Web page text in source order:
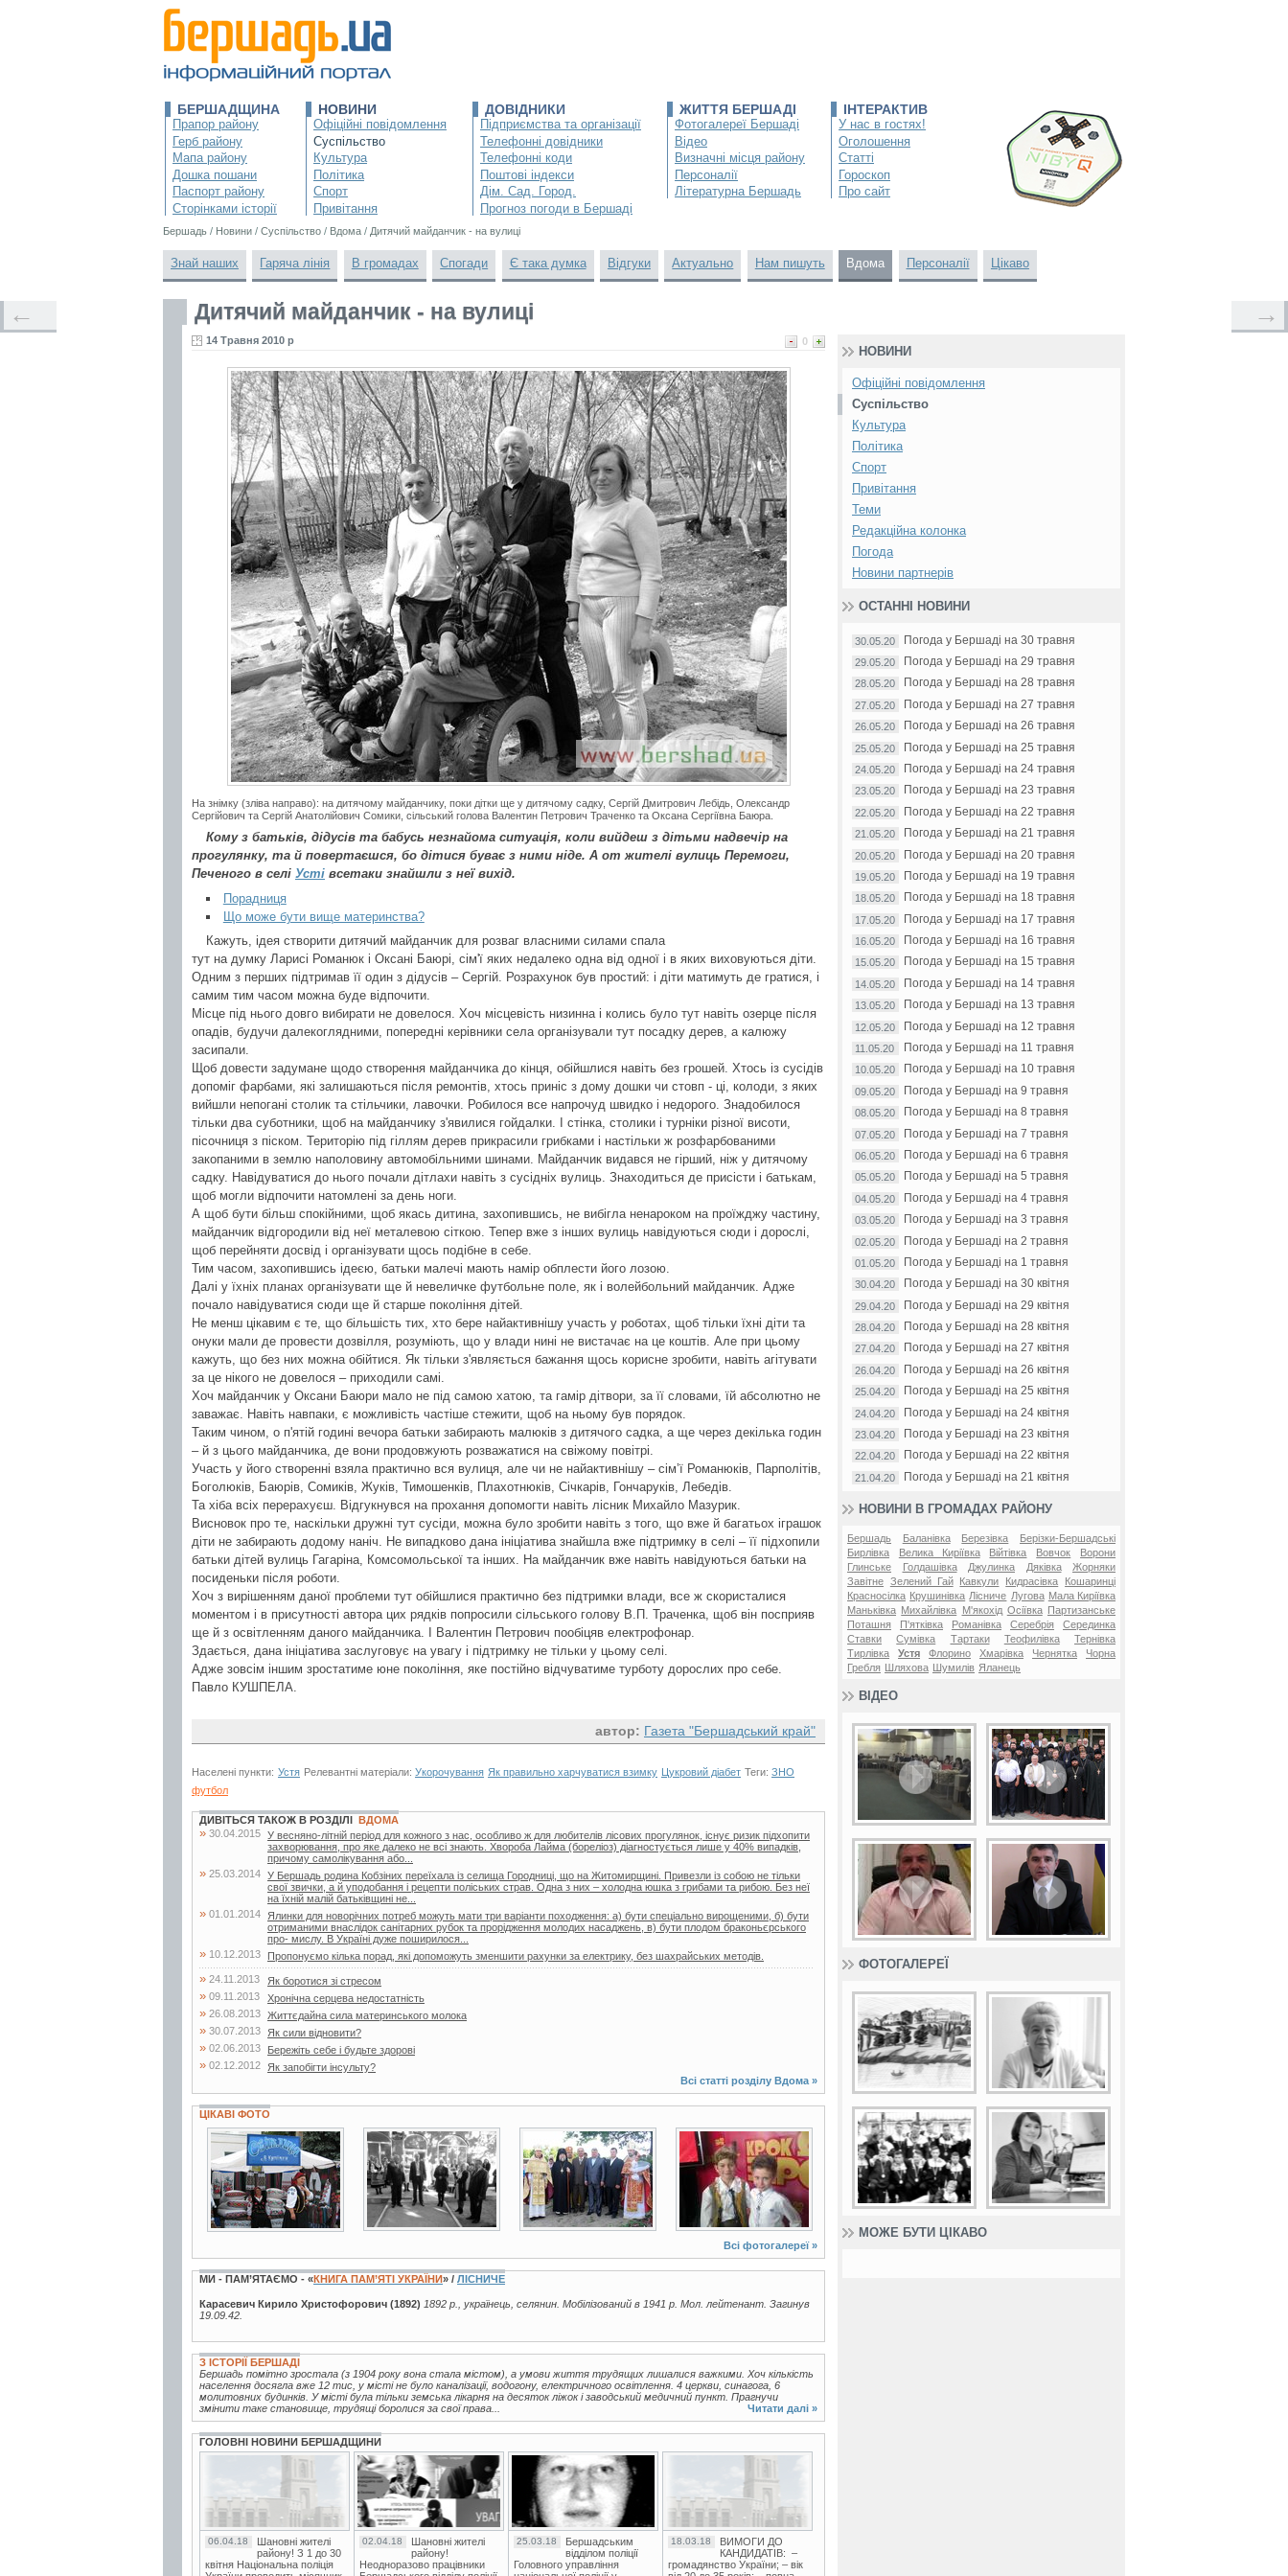
БЕРШАДЩИНА
Прапор району
Герб району
Мапа району
Дошка пошани
Паспорт району
Сторінками історії
НОВИНИ
Офіційні повідомлення
Суспільство
Культура
Політика
Спорт
Привітання
ДОВІДНИКИ
Підприємства та організації
Телефонні довідники
Телефонні коди
Поштові індекси
Дім. Сад. Город.
Прогноз погоди в Бершаді
ЖИТТЯ БЕРШАДІ
Фотогалереї Бершаді
Відео
Визначні місця району
Персоналії
Літературна Бершадь
ІНТЕРАКТИВ
У нас в гостях!
Оголошення
Статті
Гороскоп
Про сайт
Бершадь / Новини / Суспільство / Вдома / Дитячий майданчик - на вулиці
Знай наших Гаряча лінія В громадах Спогади Є така думка Відгуки Актуально Нам пишуть Вдома Персоналії Цікаво
Дитячий майданчик - на вулиці
0
14 Травня 2010 р
На знімку (зліва направо): на дитячому майданчику, поки дітки ще у дитячому садку, Сергій Дмитрович Лебідь, Олександр
Сергійович та Сергій Анатолійович Сомики, сільський голова Валентин Петрович Траченко та Оксана Сергіївна Баюра.
Кому з батьків, дідусів та бабусь незнайома ситуація, коли вийдеш з дітьми надвечір на
прогулянку, та й повертаєшся, бо дітися буває з ними ніде. А от жителі вулиць Перемоги,
Печеного в селі Усті всетаки знайшли з неї вихід.
Порадниця
Що може бути вище материнства?
Кажуть, ідея створити дитячий майданчик для розваг власними силами спала
тут на думку Ларисі Романюк і Оксані Баюрі, сім'ї яких недалеко одна від одної і в яких виховуються діти.
Одним з перших підтримав її один з дідусів – Сергій. Розрахунок був простий: і діти матимуть де гратися, і
самим тим часом можна буде відпочити.
Місце під нього довго вибирати не довелося. Хоч місцевість низинна і колись було тут навіть озерце після
опадів, будучи далекоглядними, попередні керівники села організували тут посадку дерев, а калюжу
засипали.
Щоб довести задумане щодо створення майданчика до кінця, обійшлися навіть без грошей. Хтось із сусідів
допоміг фарбами, які залишаються після ремонтів, хтось приніс з дому дошки чи стовп - ці, колоди, з яких
вийшли непогані столик та стільчики, лавочки. Робилося все напрочуд швидко і недорого. Знадобилося
тільки два суботники, щоб на майданчику з'явилися гойдалки. І стінка, столики і турніки різної висоти,
пісочниця з піском. Територію під гіллям дерев прикрасили грибками і настільки ж розфарбованими
закопаними в землю наполовину автомобільними шинами. Майданчик видався не гірший, ніж у дитячому
садку. Навідуватися до нього почали дітлахи навіть з сусідніх вулиць. Знаходиться де присісти і батькам,
щоб могли відпочити натомлені за день ноги.
А щоб бути більш спокійними, щоб якась дитина, захопившись, не вибігла ненароком на проїжджу частину,
майданчик відгородили від неї металевою сіткою. Тепер вже з інших вулиць навідуються сюди і дорослі,
щоб перейняти досвід і організувати щось подібне в себе.
Тим часом, захопившись ідеєю, батьки малечі мають намір обплести його лозою.
Далі у їхніх планах організувати ще й невеличке футбольне поле, як і волейбольний майданчик. Адже
почало навідуватися сюди ще й старше покоління дітей.
Не менш цікавим є те, що більшість тих, хто бере найактивнішу участь у роботах, щоб тільки їхні діти та
онуки мали де провести дозвілля, розуміють, що у влади нині не вистачає на це коштів. Але при цьому
кажуть, що без них можна обійтися. Як тільки з'являється бажання щось корисне зробити, навіть агітувати
за це нікого не довелося – приходили самі.
Хоч майданчик у Оксани Баюри мало не під самою хатою, та гамір дітвори, за її словами, їй абсолютно не
заважає. Навіть навпаки, є можливість частіше стежити, щоб на ньому був порядок.
Таким чином, о п'ятій годині вечора батьки забирають малюків з дитячого садка, а ще через декілька годин
– й з цього майданчика, де вони продовжують розважатися на свіжому повітрі.
Участь у його створенні взяла практично вся вулиця, але чи не найактивнішу – сім’ї Романюків, Парполітів,
Боголюків, Баюрів, Сомиків, Жуків, Тимошенків, Плахотнюків, Січкарів, Гончаруків, Лебедів.
Та хіба всіх перерахуєш. Відгукнувся на прохання допомогти навіть лісник Михайло Мазурик.
Висновок про те, наскільки дружні тут сусіди, можна було зробити навіть з того, що вже й багатьох іграшок
діти не забирають додому наніч. Не випадково дана ініціатива знайшла вже підтримку в селі – її підхопили
батьки дітей вулиць Гагаріна, Комсомольської та інших. На майданчик вже навіть навідуються батьки на
посиденьки після роботи.
Хоч з вирішенням даної проблеми тут обійшлися практично без підтримки влади, все ж скористалися
моментом і в присутності автора цих рядків попросили сільського голову В.П. Траченка, щоб він посприяв
ще й з освітленням даного майданчика. І Валентин Петрович пообіцяв електрофонар.
Здається, дана ініціатива заслуговує на увагу і підтримку не тільки у цьому селі.
Адже зовсім іншим зростатиме юне покоління, яке постійно відчуватиме турботу дорослих про себе.
Павло КУШПЕЛА.
автор: Газета "Бершадський край"
Населені пункти: Устя Релевантні матеріали: Укорочування Як правильно харчуватися взимку Цукровий діабет Теги: ЗНО
футбол
← →
ДИВІТЬСЯ ТАКОЖ В РОЗДІЛІ ВДОМА
» 30.04.2015 У весняно-літній період для кожного з нас, особливо ж для любителів лісових прогулянок, існує ризик підхопити
захворювання, про яке далеко не всі знають. Хвороба Лайма (бореліоз) діагностується лише у 40% випадків,
причому самолікування або...
» 25.03.2014 У Бершадь родина Кобзіних переїхала із селища Городниці, що на Житомирщині. Привезли із собою не тільки
свої звички, а й уподобання і рецепти поліських страв. Одна з них – холодна юшка з грибами та рибою. Без неї
на їхній малій батьківщині не...
» 01.01.2014
Ялинки для новорічних потреб можуть мати три варіанти походження: а) бути спеціально вирощеними, б) бути
отриманими внаслідок санітарних рубок та прорідження молодих насаджень, в) бути плодом браконьєрського
про- мислу. В Україні дуже поширилося...
» 10.12.2013 Пропонуємо кілька порад, які допоможуть зменшити рахунки за електрику, без шахрайських методів.
» 24.11.2013 Як боротися зі стресом
» 09.11.2013 Хронічна серцева недостатність
» 26.08.2013 Життєдайна сила материнського молока
» 30.07.2013 Як сили відновити?
» 02.06.2013 Бережіть себе і будьте здорові
» 02.12.2012
Як запобігти інсульту?
Всі статті розділу Вдома »
ЦІКАВІ ФОТО
1 фото 6 фото 3 фото 10 фото
Всі фотогалереї »
МИ - ПАМ’ЯТАЄМО - «КНИГА ПАМ’ЯТІ УКРАЇНИ» / ЛІСНИЧЕ
Карасевич Кирило Христофорович (1892) 1892 р., українець, селянин. Мобілізований в 1941 р. Мол. лейтенант. Загинув
19.09.42.
З ІСТОРІЇ БЕРШАДІ
Бершадь помітно зростала (з 1904 року вона стала містом), а умови життя трудящих лишалися важкими. Хоч кількість
населення досягла вже 12 тис, у місті не було каналізації, водогону, електричного освітлення. 4 церкви, синагога, 6
молитовних будинків. У місті була тільки земська лікарня на десяток ліжок і заводський медичний пункт. Прагнучи
змінити таке становище, трудящі боролися за свої права...
Читати далі »
ГОЛОВНІ НОВИНИ БЕРШАДЩИНИ
06.04.18
Шановні жителі
району! З 1 до 30
квітня Національна поліція
02.04.18
Шановні жителі
району!
Неодноразово працівники
25.03.18
Бершадським
відділом поліції
Головного управління
18.03.18
ВИМОГИ ДО
КАНДИДАТІВ: –
громадянство України; – вік
НОВИНИ
Офіційні повідомлення
Суспільство
Культура
Політика
Спорт
Привітання
Теми
Редакційна колонка
Погода
Новини партнерів
ОСТАННІ НОВИНИ
30.05.20 Погода у Бершаді на 30 травня
29.05.20 Погода у Бершаді на 29 травня
28.05.20 Погода у Бершаді на 28 травня
27.05.20 Погода у Бершаді на 27 травня
26.05.20 Погода у Бершаді на 26 травня
25.05.20 Погода у Бершаді на 25 травня
24.05.20 Погода у Бершаді на 24 травня
23.05.20 Погода у Бершаді на 23 травня
22.05.20 Погода у Бершаді на 22 травня
21.05.20 Погода у Бершаді на 21 травня
20.05.20 Погода у Бершаді на 20 травня
19.05.20 Погода у Бершаді на 19 травня
18.05.20 Погода у Бершаді на 18 травня
17.05.20 Погода у Бершаді на 17 травня
16.05.20 Погода у Бершаді на 16 травня
15.05.20 Погода у Бершаді на 15 травня
14.05.20 Погода у Бершаді на 14 травня
13.05.20 Погода у Бершаді на 13 травня
12.05.20 Погода у Бершаді на 12 травня
11.05.20 Погода у Бершаді на 11 травня
10.05.20 Погода у Бершаді на 10 травня
09.05.20 Погода у Бершаді на 9 травня
08.05.20 Погода у Бершаді на 8 травня
07.05.20 Погода у Бершаді на 7 травня
06.05.20 Погода у Бершаді на 6 травня
05.05.20 Погода у Бершаді на 5 травня
04.05.20 Погода у Бершаді на 4 травня
03.05.20 Погода у Бершаді на 3 травня
02.05.20 Погода у Бершаді на 2 травня
01.05.20 Погода у Бершаді на 1 травня
30.04.20 Погода у Бершаді на 30 квітня
29.04.20 Погода у Бершаді на 29 квітня
28.04.20 Погода у Бершаді на 28 квітня
27.04.20 Погода у Бершаді на 27 квітня
26.04.20 Погода у Бершаді на 26 квітня
25.04.20 Погода у Бершаді на 25 квітня
24.04.20 Погода у Бершаді на 24 квітня
23.04.20 Погода у Бершаді на 23 квітня
22.04.20 Погода у Бершаді на 22 квітня
21.04.20 Погода у Бершаді на 21 квітня
НОВИНИ В ГРОМАДАХ РАЙОНУ
Бершадь Баланівка Березівка
Берізки-Бершадські
Бирлівка
Велика Киріївка Війтівка Вовчок
Ворони
Глинське
Голдашівка Джулинка Дяківка
Жорняки
Завітне Зелений Гай Кавкули Кидрасівка
Кошаринці
Красносілка Крушинівка Лісниче Лугова Мала Киріївка
Маньківка Михайлівка М'якохід Осіївка
Партизанське
Поташня
П'ятківка Романівка Серебрія
Серединка
Ставки
Сумівка Тартаки Теофилівка
Тернівка
Тирлівка
Устя Флорино Хмарівка Чернятка
Чорна
Гребля
Шляхова Шумилів Яланець
ВІДЕО
ФОТОГАЛЕРЕЇ
МОЖЕ БУТИ ЦІКАВО